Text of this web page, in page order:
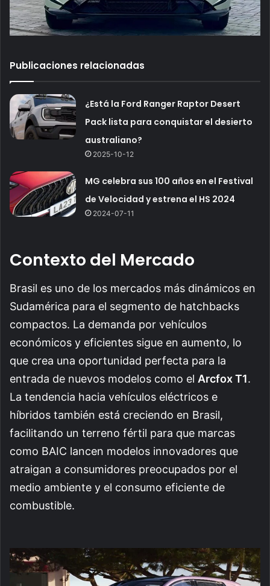
Publicaciones relacionadas
¿Está la Ford Ranger Raptor Desert
Pack lista para conquistar el desierto
australiano?
2025-10-12
MG celebra sus 100 años en el Festival
de Velocidad y estrena el HS 2024
2024-07-11
Contexto del Mercado
Brasil es uno de los mercados más dinámicos en
Sudamérica para el segmento de hatchbacks
compactos. La demanda por vehículos
económicos y eficientes sigue en aumento, lo
que crea una oportunidad perfecta para la
entrada de nuevos modelos como el Arcfox T1.
La tendencia hacia vehículos eléctricos e
híbridos también está creciendo en Brasil,
facilitando un terreno fértil para que marcas
como BAIC lancen modelos innovadores que
atraigan a consumidores preocupados por el
medio ambiente y el consumo eficiente de
combustible.